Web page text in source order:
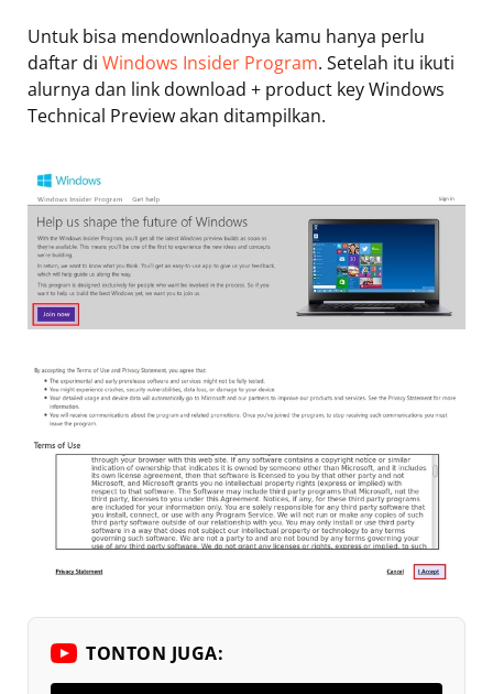
Untuk bisa mendownloadnya kamu hanya perlu
daftar di Windows Insider Program. Setelah itu ikuti
alurnya dan link download + product key Windows
Technical Preview akan ditampilkan.
TONTON JUGA: